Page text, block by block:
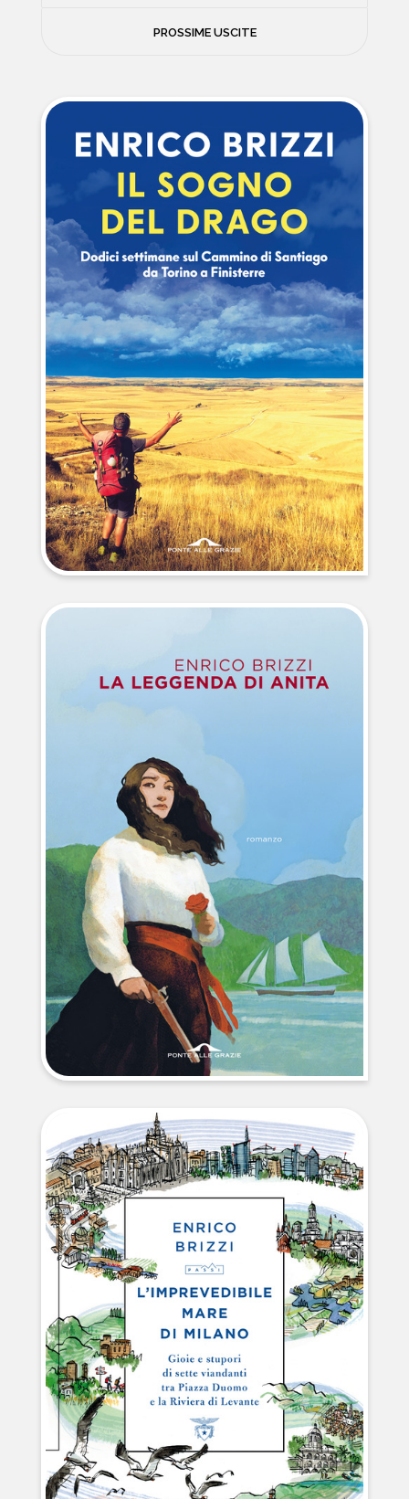
NEWS
NATURA E VIAGGI
POLITICA E INCHIESTE
STORIE STRAORDINARIE
MUSICA E ARTE
CUCINA E SALUTE
FUORI SCAFFALE
PROSSIME USCITE